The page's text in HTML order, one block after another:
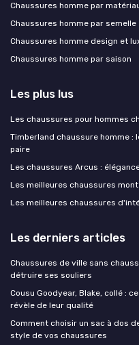
Chaussures homme par
Chaussures homme par semelle
Chaussures homme design et
Chaussures homme par saison
Les plus lus
Les chaussures pour hommes
Timberland chaussure homme :
paire
Les chaussures Arcus :
Les meilleures chaussures
Les meilleures chaussures
Les derniers articles
Chaussures de ville sans
détruire ses souliers
Cousu Goodyear, Blake, collé :
révèle de leur qualité
Comment choisir un sac à dos
style de vos chaussures